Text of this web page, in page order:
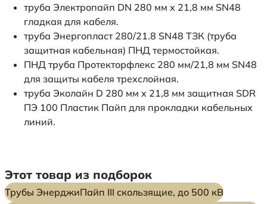
труба Электропайп DN 280 мм x 21,8 мм SN48
гладкая для кабеля.
труба Энергопласт 280/21.8 SN48 ТЗК (труба
защитная кабельная) ПНД термостойкая.
ПНД труба Протекторфлекс 280 мм/21,8 мм SN48
для защиты кабеля трехслойная.
труба Эколайн D 280 мм x 21,8 мм защитная SDR
ПЭ 100 Пластик Пайп для прокладки кабельных
линий.
Этот товар из подборок
Трубы ЭнерджиПайп III скользящие, до 500 кВ